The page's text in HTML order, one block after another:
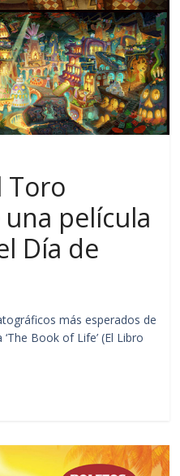
Toro
película
Día de
más esperados de
Book of Life’ (El Libro